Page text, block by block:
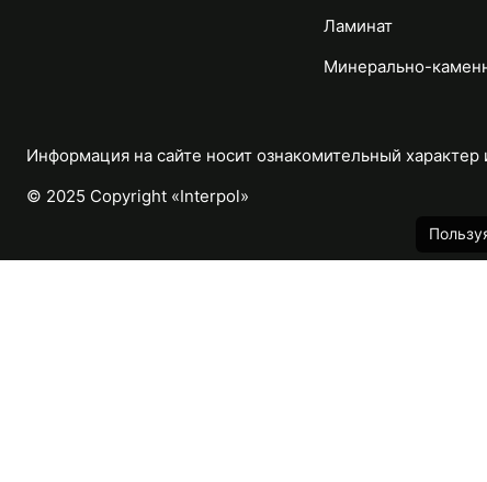
Ламинат
Минерально-
Информация на сайте носит ознакомительный
© 2025 Copyright «Interpol»